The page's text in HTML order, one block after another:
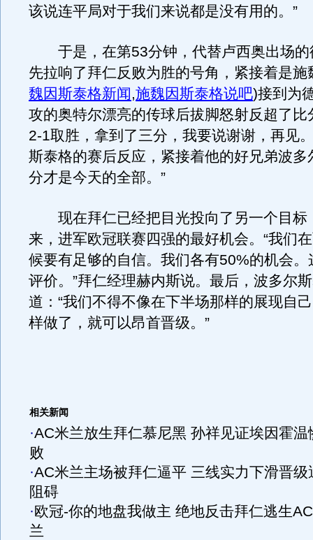
该说连平局对于我们来说都是没有用的。”
于是，在第53分钟，代替卢西奥出场的
先拉响了拜仁反败为胜的号角，紧接着是施
魏因斯泰格新闻,施魏因斯泰格说吧)接到为
攻的奥特尔漂亮的传球后拔脚怒射反超了比
2-1取胜，拿到了三分，我要说谢谢，再见
斯泰格的赛后反应，紧接着他的好兄弟波多
分才是今天的全部。”
现在拜仁已经把目光投向了另一个目标
来，进军欧冠联赛四强的最好机会。“我们
候要有足够的自信。我们各有50%的机会。
评价。”拜仁经理赫内斯说。最后，波多尔
道：“我们不得不像在下半场那样的展现自
样做了，就可以昂首晋级。”
相关新闻
·AC米兰放生拜仁慕尼黑 孙祥见证埃因霍温
败
·AC米兰主场被拜仁逼平 三线实力下滑晋级
阻碍
·欧冠-你的地盘我做主 绝地反击拜仁逃生
兰